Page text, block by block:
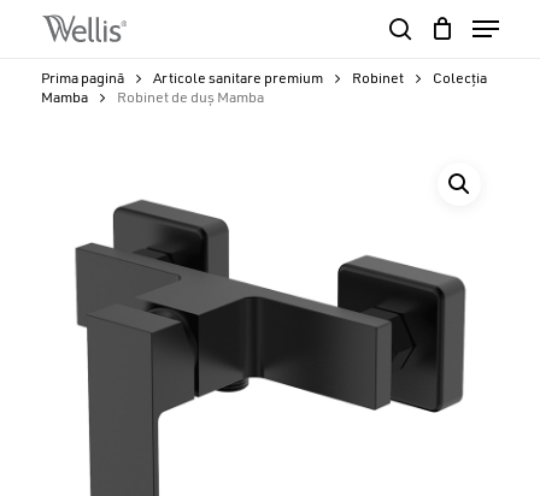
content
Menu
Cart
Prima pagină Articole sanitare premium Robinet
Colecția
Mamba
Robinet de duș Mamba
Close